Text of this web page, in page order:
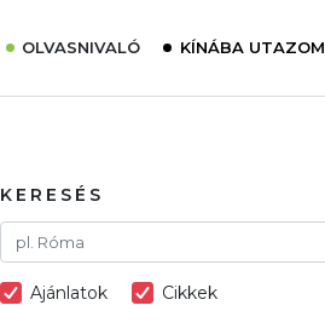
OLVASNIVALÓ
Interjú
Élménybeszámolók
KÍNÁBA UTAZOM
KERESÉS
Ajánlatok Cikkek